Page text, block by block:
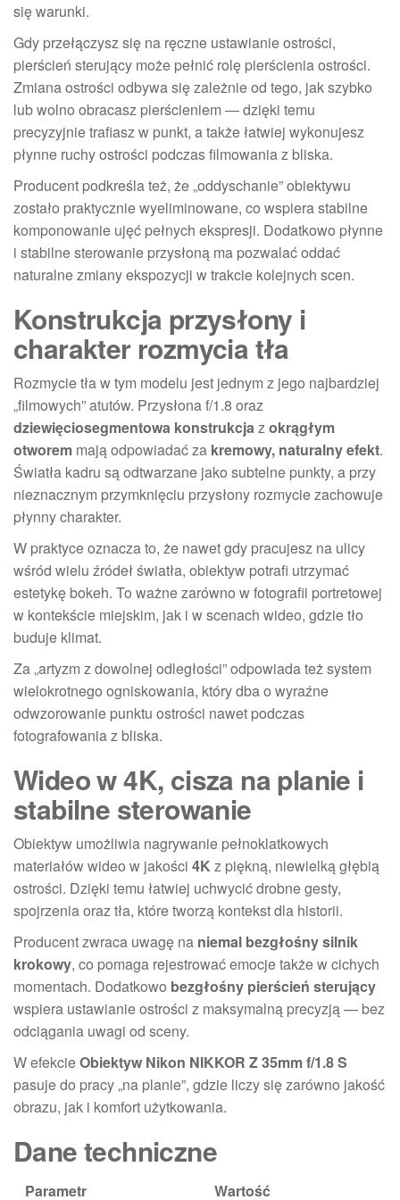
się warunki.
Gdy przełączysz się na ręczne ustawianie ostrości,
pierścień sterujący może pełnić rolę pierścienia ostrości.
Zmiana ostrości odbywa się zależnie od tego, jak szybko
lub wolno obracasz pierścieniem — dzięki temu
precyzyjnie trafiasz w punkt, a także łatwiej wykonujesz
płynne ruchy ostrości podczas filmowania z bliska.
Producent podkreśla też, że „oddyschanie” obiektywu
zostało praktycznie wyeliminowane, co wspiera stabilne
komponowanie ujęć pełnych ekspresji. Dodatkowo płynne
i stabilne sterowanie przysłoną ma pozwalać oddać
naturalne zmiany ekspozycji w trakcie kolejnych scen.
Konstrukcja przysłony i
charakter rozmycia tła
Rozmycie tła w tym modelu jest jednym z jego najbardziej
„filmowych” atutów. Przysłona f/1.8 oraz
dziewięciosegmentowa konstrukcjazokrągłym
otworem mają odpowiadać za kremowy, naturalny efekt.
Światła kadru są odtwarzane jako subtelne punkty, a przy
nieznacznym przymknięciu przysłony rozmycie zachowuje
płynny charakter.
W praktyce oznacza to, że nawet gdy pracujesz na ulicy
wśród wielu źródeł światła, obiektyw potrafi utrzymać
estetykę bokeh. To ważne zarówno w fotografii portretowej
w kontekście miejskim, jak i w scenach wideo, gdzie tło
buduje klimat.
Za „artyzm z dowolnej odległości” odpowiada też system
wielokrotnego ogniskowania, który dba o wyraźne
odwzorowanie punktu ostrości nawet podczas
fotografowania z bliska.
Wideo w 4K, cisza na planie i
stabilne sterowanie
Obiektyw umożliwia nagrywanie pełnoklatkowych
materiałów wideo w jakości 4K z piękną, niewielką głębią
ostrości. Dzięki temu łatwiej uchwycić drobne gesty,
spojrzenia oraz tła, które tworzą kontekst dla historii.
Producent zwraca uwagę na niemal bezgłośny silnik
krokowy, co pomaga rejestrować emocje także w cichych
momentach. Dodatkowo bezgłośny pierścień sterujący
wspiera ustawianie ostrości z maksymalną precyzją — bez
odciągania uwagi od sceny.
W efekcieObiektyw Nikon NIKKOR Z 35mm f/1.8 S
pasuje do pracy „na planie”, gdzie liczy się zarówno jakość
obrazu, jak i komfort użytkowania.
Dane techniczne
Parametr Wartość